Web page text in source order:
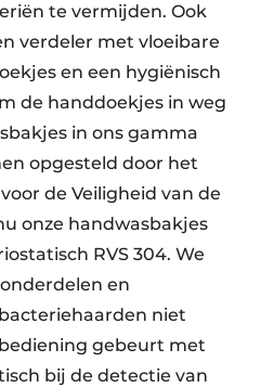
te vermijden. Ook
verdeler met vloeibare
en een hygiënisch
de handdoekjes in weg
in ons gamma
opgesteld door het
de Veiligheid van de
onze handwasbakjes
RVS 304. We
en
niet
gebeurt met
bij de detectie van